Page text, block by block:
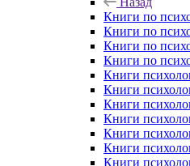
Книги по
Книги по
Книги по
Книги по
Книги
Книги
Книги
Книги
Книги
Книги
Книги